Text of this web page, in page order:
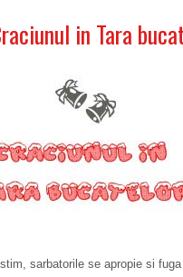
in Tara
sarbatorile se apropie si